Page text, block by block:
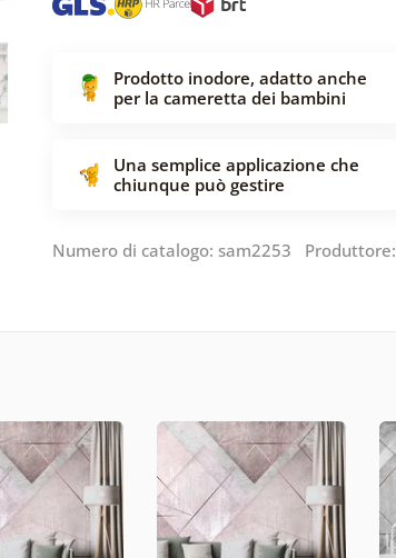
Prodotto inodore, adatto anche
per la cameretta dei bambini
Una semplice applicazione che
chiunque può gestire
Numero di catalogo: sam2253 Produttore: